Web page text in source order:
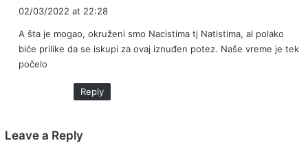
s
:
02/03/2022 at 22:28
A šta je mogao, okruženi smo Nacistima tj Natistima, al polako
biće prilike da se iskupi za ovaj iznuđen potez. Naše vreme je tek
počelo
Reply
Leave a Reply